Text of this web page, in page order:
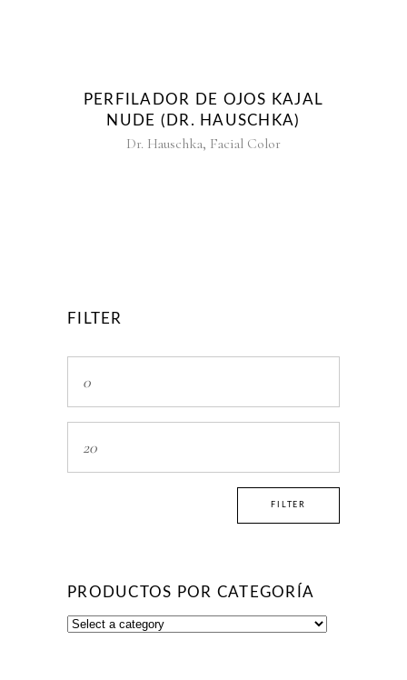
PERFILADOR DE OJOS KAJAL
NUDE (DR. HAUSCHKA)
Dr. Hauschka, Facial Color
FILTER
FILTER
PRODUCTOS POR CATEGORÍA